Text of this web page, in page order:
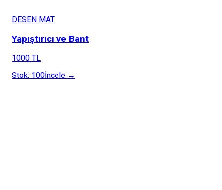
DESEN MAT
Yapıştırıcı ve Bant
1000 TL
Stok: 100İncele →